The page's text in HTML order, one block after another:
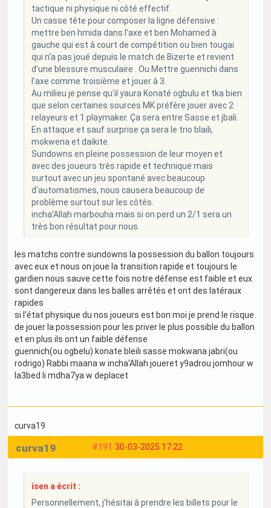
tactique ni physique ni côté effectif.
Un casse tête pour composer la ligne défensive :
mettre ben hmida dans l'axe et ben Mohamed à
gauche qui est à court de compétition ou bien tougai
qui n'a pas joué depuis le match de Bizerte et revient
d'une blessure musculaire . Ou Mettre guennichi dans
l'axe comme troisième et jouer à 3.
Au milieu je pense qu'il yaura Konaté ogbulu et tka bien
que selon certaines sources MK préfère jouer avec 2
relayeurs et 1 playmaker. Ça sera entre Sasse et jbali.
En attaque et sauf surprise ça sera le trio blaili,
mokwena et daikite.
Sundowns en pleine possession de leur moyen et
avec des joueurs très rapide et technique mais
surtout avec un jeu spontané avec beaucoup
d'automatismes, nous causera beaucoup de
problème surtout sur les côtés.
incha'Allah marbouha mais si on perd un 2/1 sera un
très bon résultat pour nous.
les matchs contre sundowns la possession du ballon toujours
avec eux et nous on joue la transition rapide et toujours le
gardien nous sauve cette fois notre défense est faible et eux
sont dangereux dans les balles arrêtés et ont des latéraux
rapides
si l'état physique du nos joueurs est bon moi je prend le risque
de jouer la possession pour les priver le plus possible du ballon
et en plus ils ont un faible défense
guennich(ou ogbelu) konate bleili sasse mokwana jabri(ou
rodrigo) Rabbi maana w incha'Allah joueret y9adrou jomhour w
la3bed li mdha7ya w deplacet
curva19
#191 30-03-2025 17:22
curva19
isen a écrit :
Personnellement, j’hésitai à prendre les billets pour le